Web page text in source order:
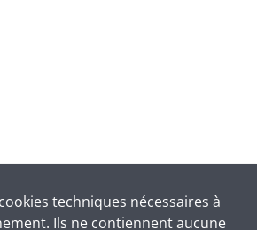
cookies techniques nécessaires à
Ils ne contiennent aucune